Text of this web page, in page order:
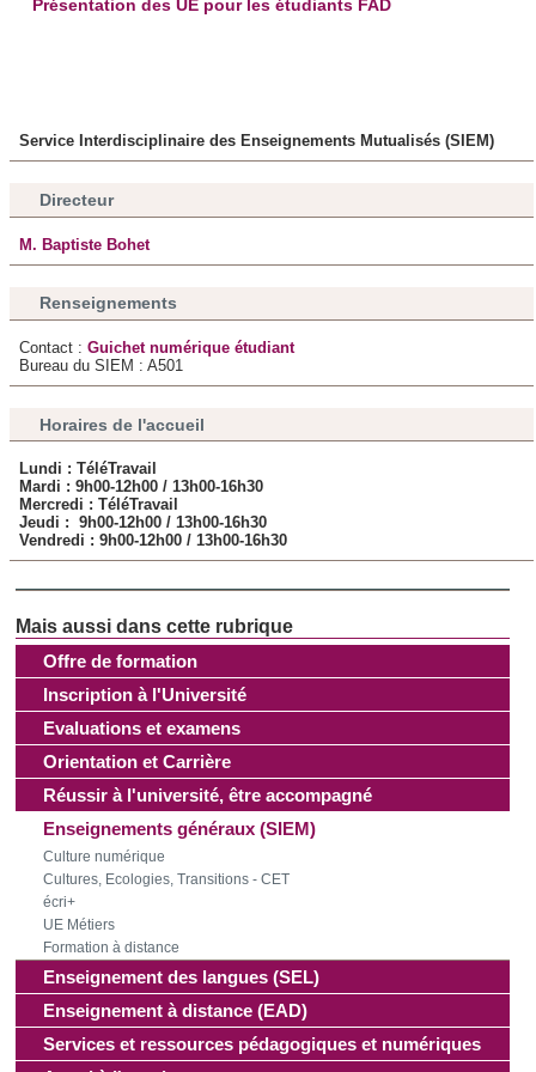
notre site avec nos partenaires de médias sociaux, de
Offre de formation
Inscription à l'Université
Evaluations et examens
Orientation et Carrière
Réussir à l'université, être accompagné
Enseignements généraux (SIEM)
Culture numérique
Cultures, Ecologies, Transitions - CET
écri+
UE Métiers
Formation à distance
Enseignement des langues (SEL)
Enseignement à distance (EAD)
Services et ressources pédagogiques et numériques
Présentation des UE pour les étudiants FAD
Service Interdisciplinaire des Enseignements Mutualisés (SIEM)
Directeur
M. Baptiste Bohet
Renseignements
Contact : Guichet numérique étudiant
Bureau du SIEM : A501
Horaires de l'accueil
Lundi : TéléTravail
Mardi : 9h00-12h00 / 13h00-16h30
Mercredi : TéléTravail
Jeudi : 9h00-12h00 / 13h00-16h30
Vendredi : 9h00-12h00 / 13h00-16h30